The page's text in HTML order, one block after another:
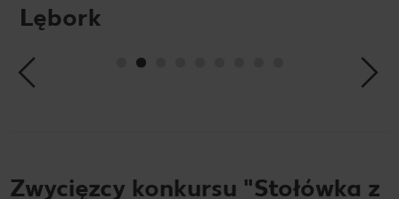
Lębork
Zwycięzcy konkursu "Stołówka z